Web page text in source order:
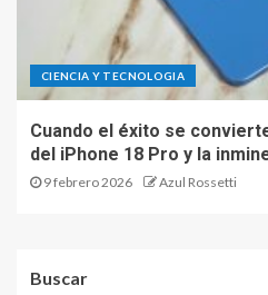
CIENCIA Y TECNOLOGIA
Cuando el éxito se
del iPhone 18 Pro y la
9 febrero 2026 Azul Rossetti
Buscar